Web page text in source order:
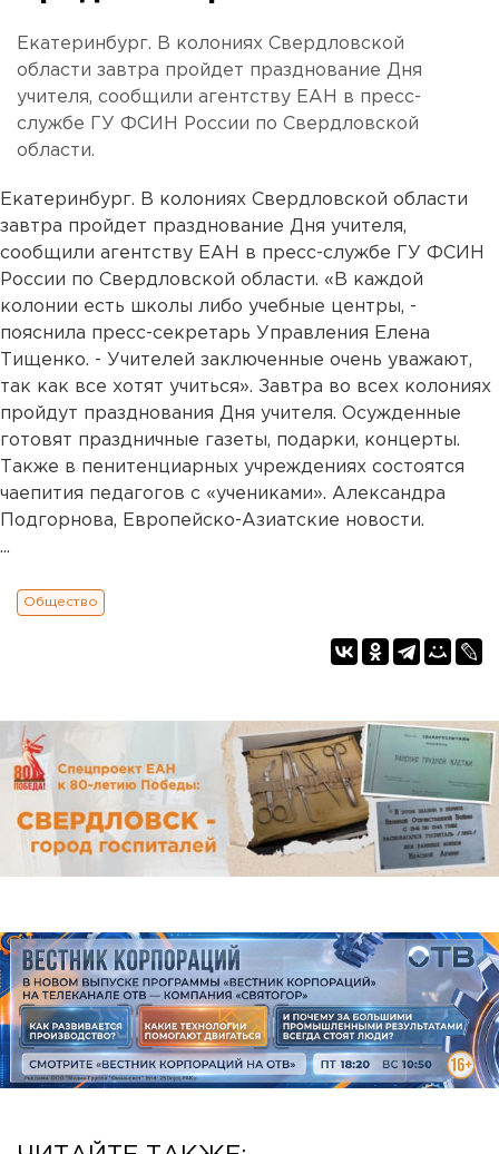
Екатеринбург. В колониях Свердловской
области завтра пройдет празднование Дня
учителя, сообщили агентству ЕАН в пресс-
службе ГУ ФСИН России по Свердловской
области.
Екатеринбург. В колониях Свердловской области
завтра пройдет празднование Дня учителя,
сообщили агентству ЕАН в пресс-службе ГУ ФСИН
России по Свердловской области. «В каждой
колонии есть школы либо учебные центры, -
пояснила пресс-секретарь Управления Елена
Тищенко. - Учителей заключенные очень уважают,
так как все хотят учиться». Завтра во всех колониях
пройдут празднования Дня учителя. Осужденные
готовят праздничные газеты, подарки, концерты.
Также в пенитенциарных учреждениях состоятся
чаепития педагогов с «учениками». Александра
Подгорнова, Европейско-Азиатские новости.
...
Общество